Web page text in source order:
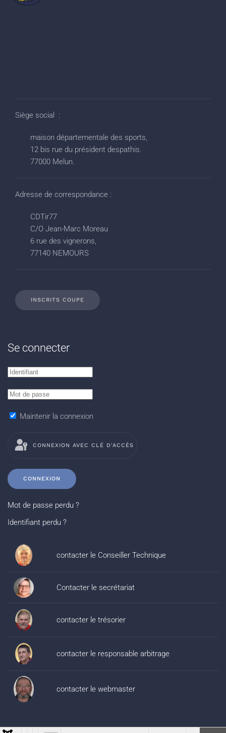
Siège social :
maison départementale des sports,
12 bis rue du président despathis.
77000 Melun.
Adresse de correspondance :
CDTir77
C/O Jean-Marc Moreau
6 rue des vignerons,
77140 NEMOURS
INSCRITS COUPE
Se connecter
Maintenir la connexion
CONNEXION AVEC CLÉ D'ACCÈS
CONNEXION
Mot de passe perdu ?
Identifiant perdu ?
contacter le Conseiller Technique
Contacter le secrétariat
contacter le trésorier
contacter le responsable arbitrage
contacter le webmaster